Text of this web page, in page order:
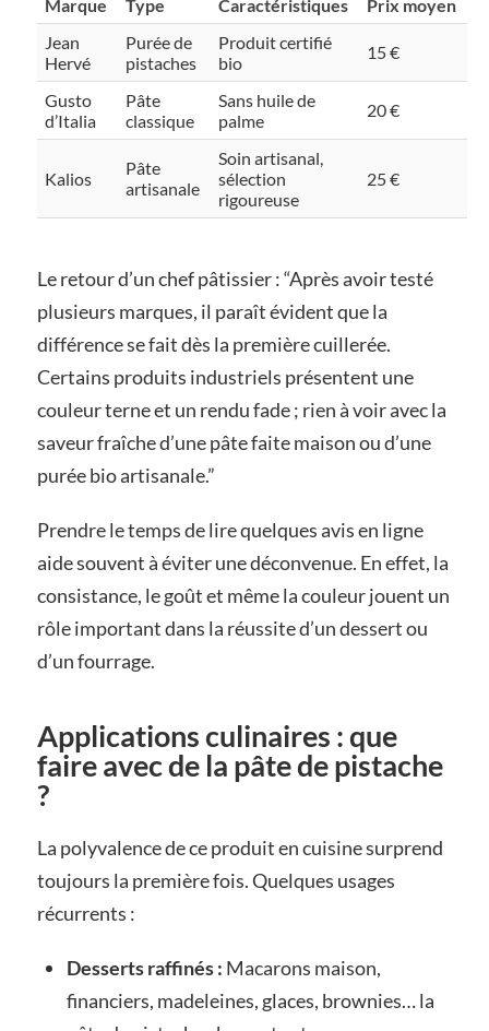
Marque Type Caractéristiques
Prix moyen
Jean
Hervé
Purée de
pistaches
Produit certifié
bio
15 €
Gusto
d’Italia
Pâte
classique
Sans huile de
palme
20 €
Kalios
Pâte
artisanale
Soin artisanal,
sélection
rigoureuse
25 €
Le retour d’un chef pâtissier : “Après avoir testé
plusieurs marques, il paraît évident que la
différence se fait dès la première cuillerée.
Certains produits industriels présentent une
couleur terne et un rendu fade ; rien à voir avec la
saveur fraîche d’une pâte faite maison ou d’une
purée bio artisanale.”
Prendre le temps de lire quelques avis en ligne
aide souvent à éviter une déconvenue. En effet, la
consistance, le goût et même la couleur jouent un
rôle important dans la réussite d’un dessert ou
d’un fourrage.
Applications culinaires : que
faire avec de la pâte de pistache
?
La polyvalence de ce produit en cuisine surprend
toujours la première fois. Quelques usages
récurrents :
Desserts raffinés : Macarons maison,
financiers, madeleines, glaces, brownies… la